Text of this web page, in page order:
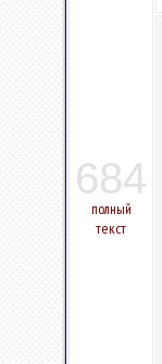
684
полный
текст